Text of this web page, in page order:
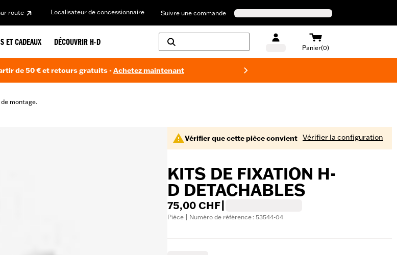
route Localisateur de concessionnaire Suivre une commande
ET CADEAUX DÉCOUVRIR H-D
Panier(0)
de 50 € et retours gratuits -Achetez maintenant
montage.
Vérifier que cette pièce convient Vérifier la configuration
KITS DE FIXATION H-
D DETACHABLES
75,00 CHF
Pièce | Numéro de référence : 53544-04